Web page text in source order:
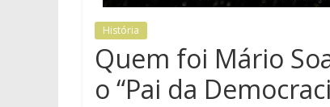
História
Quem foi Mário
o “Pai da